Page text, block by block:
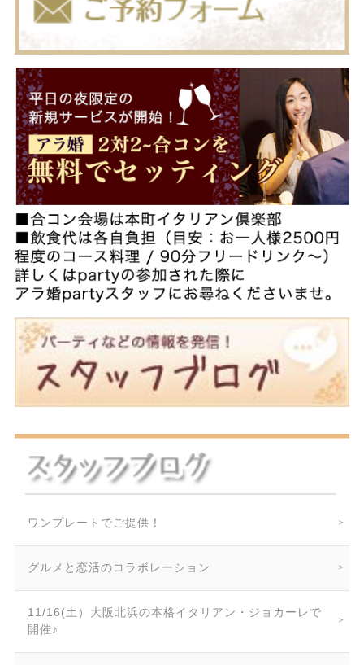
ワンプレートでご提供！
グルメと恋活のコラボレーション
11/16(土）大阪北浜の本格イタリアン・ジョカーレで
開催♪